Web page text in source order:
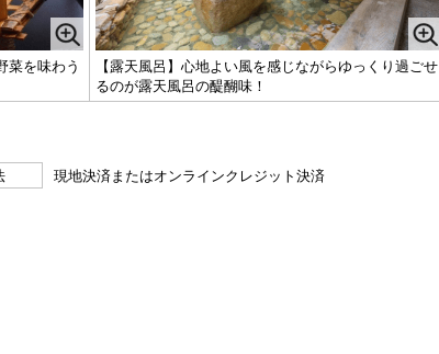
菜を味わう
【露天風呂】心地よい風を感じながらゆっくり過ごせ
るのが露天風呂の醍醐味！
現地決済またはオンラインクレジット決済